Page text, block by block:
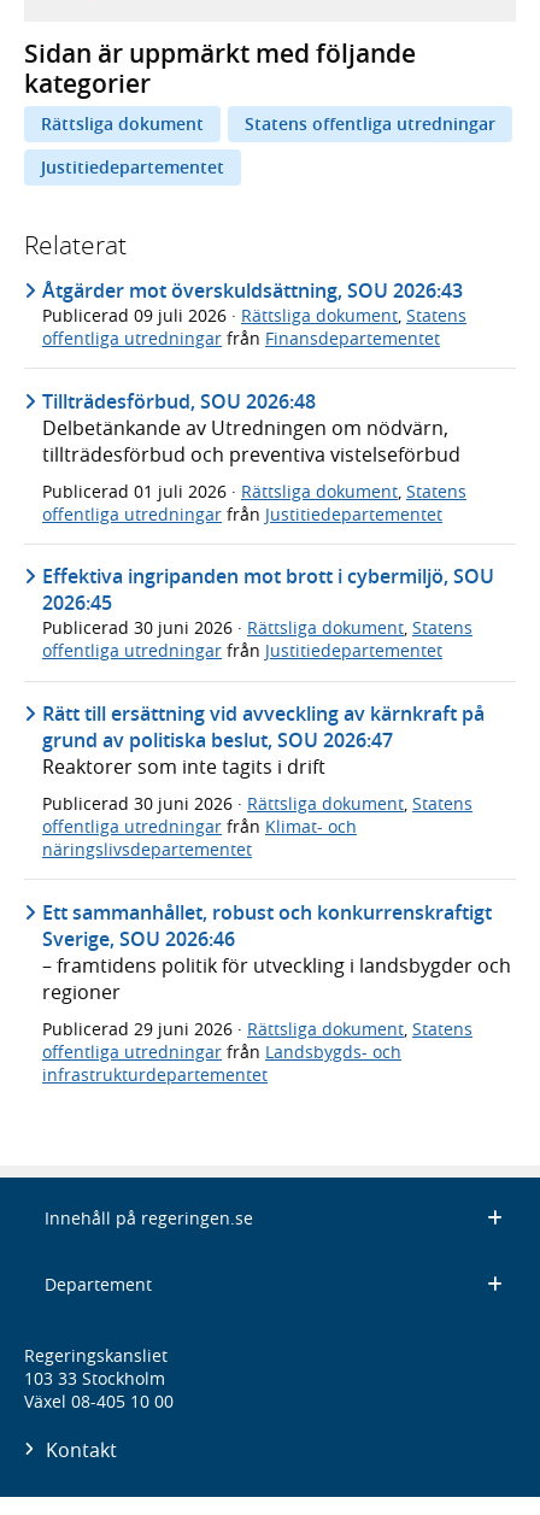
Sidan är uppmärkt med följande
kategorier
Rättsliga dokument
Statens offentliga utredningar
Justitiedepartementet
Relaterat
Åtgärder mot överskuldsättning, SOU 2026:43
Publicerad 09 juli 2026 · Rättsliga dokument, Statens
offentliga utredningar från Finansdepartementet
Tillträdesförbud, SOU 2026:48
Delbetänkande av Utredningen om nödvärn,
tillträdesförbud och preventiva vistelseförbud
Publicerad 01 juli 2026 · Rättsliga dokument Statens
offentliga utredningar från Justitiedepartementet
Effektiva ingripanden mot brott i cybermiljö, SOU
2026:45
Publicerad 30 juni 2026 · Rättsliga dokument, Statens
offentliga utredningar från Justitiedepartementet
Rätt till ersättning vid avveckling av kärnkraft på
grund av politiska beslut, SOU 2026:47
Reaktorer som inte tagits i drift
Publicerad 30 juni 2026 · Rättsliga dokument, Statens
offentliga utredningar från Klimat- och
näringslivsdepartementet
Ett sammanhållet, robust och konkurrenskraftigt
Sverige, SOU 2026:46
– framtidens politik för utveckling i landsbygder och
regioner
Publicerad 29 juni 2026 · Rättsliga dokument Statens
offentliga utredningar från Landsbygds- och
infrastrukturdepartementet
Innehåll på regeringen.se
Departement
Regeringskansliet
103 33 Stockholm
Växel 08-405 10 00
Kontakt